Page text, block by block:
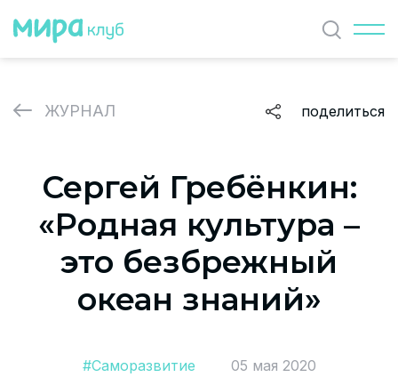
Найти
ЖУРНАЛ поделиться
Сергей Гребёнкин:
«Родная культура –
это безбрежный
океан знаний»
#Саморазвитие 05 мая 2020
СОБЫТИЯ
ПАРТНЕРЫ
ВАКАНСИИ
Политика и соглашение на обработку персональных
О проекте